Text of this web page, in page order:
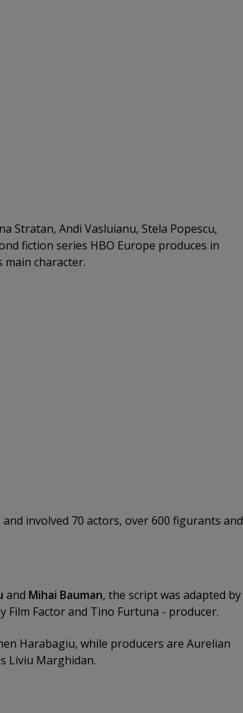
Stratan, Andi Vasluianu, Stela Popescu,
fiction series HBO Europe produces in
main character.
involved 70 actors, over 600 figurants and
and Mihai Bauman, the script was adapted by
Film Factor and Tino Furtuna - producer.
Harabagiu, while producers are Aurelian
Liviu Marghidan.